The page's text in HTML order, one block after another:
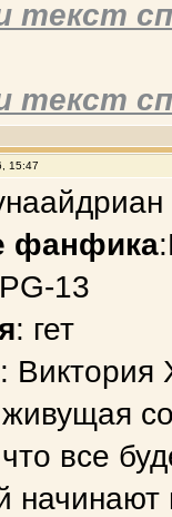
текст
текст
15:47
фанфика
13
: гет
: Виктория
живущая
все